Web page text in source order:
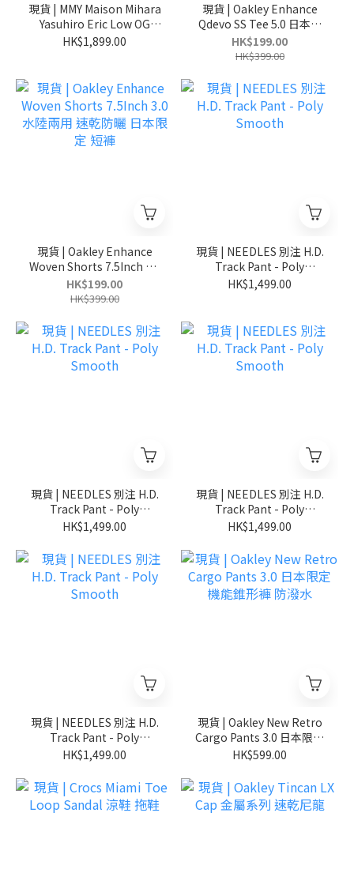
現貨 | MMY Maison Mihara
Yasuhiro Eric Low OG
Sole Canvas
HK$1,899.00
現貨 | Oakley Enhance
Qdevo SS Tee 5.0 日本限
定 速乾
HK$199.00
HK$399.00
現貨 | Oakley Enhance
Woven Shorts 7.5Inch 3.0
水陸兩用 速乾防曬 日本限
定 短褲
HK$199.00
HK$399.00
現貨 | NEEDLES 別注 H.D.
Track Pant - Poly
Smooth
HK$1,499.00
現貨 | NEEDLES 別注 H.D.
Track Pant - Poly
Smooth
HK$1,499.00
現貨 | NEEDLES 別注 H.D.
Track Pant - Poly
Smooth
HK$1,499.00
現貨 | NEEDLES 別注 H.D.
Track Pant - Poly
Smooth
HK$1,499.00
現貨 | Oakley New Retro
Cargo Pants 3.0 日本限定
機能錐形褲 防潑水
HK$599.00